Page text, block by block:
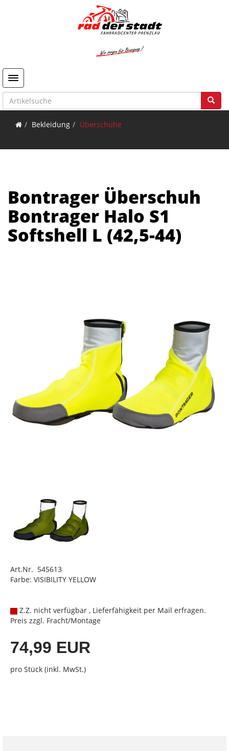
Toggle navigation
Bekleidung Überschuhe
Bontrager Überschuh
Bontrager Halo S1
Softshell L (42,5-44)
Art.Nr. 545613
Farbe: VISIBILITY YELLOW
Z.Z. nicht verfügbar , Lieferfähigkeit per Mail erfragen.
Preis zzgl. Fracht/Montage
74,99 EUR
pro Stück (inkl. MwSt.)